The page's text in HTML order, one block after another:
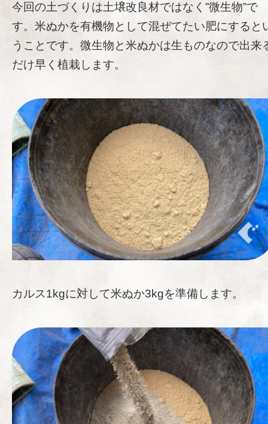
今回の土づくりは土壌改良材ではなく”微生物”で
す。米ぬかを有機物として混ぜてたい肥にすると
うことです。微生物と米ぬかは生ものなので出来
だけ早く植栽します。
カルス1kgに対して米ぬか3kgを準備します。